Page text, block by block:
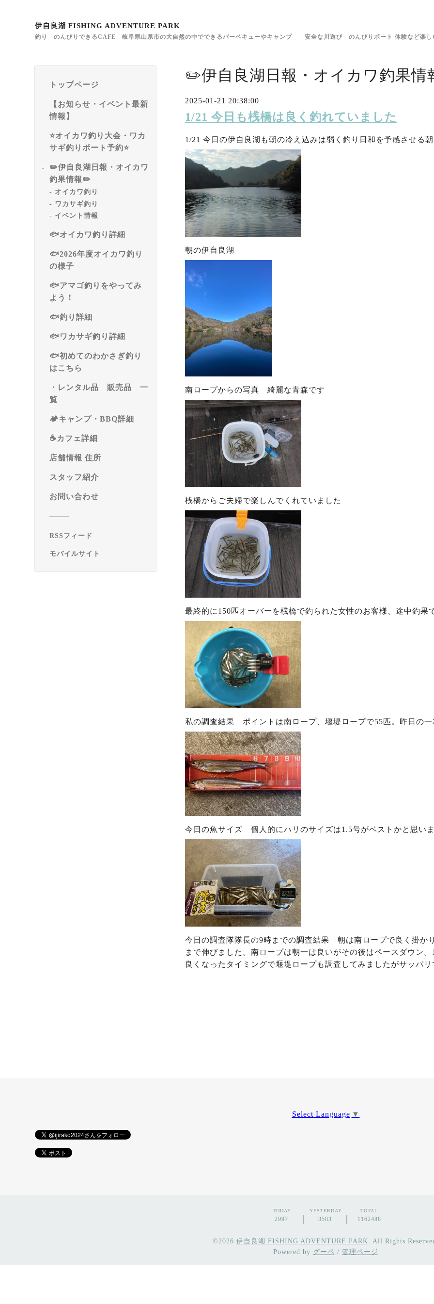
伊自良湖 FISHING ADVENTURE PARK
釣り のんびりできるCAFE 岐阜県山県市の大自然の中でできるバーベキューやキャンプ 安全な川遊び のんびりボート 体験など楽し
トップページ
【お知らせ・イベント最新
情報】
⭐️オイカワ釣り大会・ワカ
サギ釣りボート予約⭐️
✏️伊自良湖日報・オイカワ
釣果情報✏️
オイカワ釣り
ワカサギ釣り
イベント情報
🐟オイカワ釣り詳細
🐟2026年度オイカワ釣り
の様子
🐟アマゴ釣りをやってみ
よう！
🐟釣り詳細
🐟ワカサギ釣り詳細
🐟初めてのわかさぎ釣り
はこちら
・レンタル品 販売品 一
覧
🏕️キャンプ・BBQ詳細
☕️カフェ詳細
店舗情報 住所
スタッフ紹介
お問い合わせ
RSSフィード
モバイルサイト
✏️伊自良湖日報・オイカワ釣果
2025-01-21 20:38:00
1/21 今日も桟橋は良く釣れていました
1/21 今日の伊自良湖も朝の冷え込みは弱く釣り日和を予感させる
朝の伊自良湖
南ロープからの写真 綺麗な青森です
桟橋からご夫婦で楽しんでくれていました
最終的に150匹オーバーを桟橋で釣られた女性のお客様、途中釣果
私の調査結果 ポイントは南ロープ、堰堤ロープで55匹。昨日の
今日の魚サイズ 個人的にハリのサイズは1.5号がベストかと思い
今日の調査隊隊長の9時までの調査結果 朝は南ロープで良く掛か
まで伸びました。南ロープは朝一は良いがその後はペースダウン
良くなったタイミングで堰堤ロープも調査してみましたがサッパ
Select Language ▼
TODAY
2997
YESTERDAY
3583
TOTAL
1162488
©2026 伊自良湖 FISHING ADVENTURE PARK. All Rights
Powered by グーペ / 管理ページ